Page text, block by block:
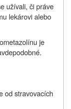
užívali, či práve
lekárovi alebo
je
od stravovacích